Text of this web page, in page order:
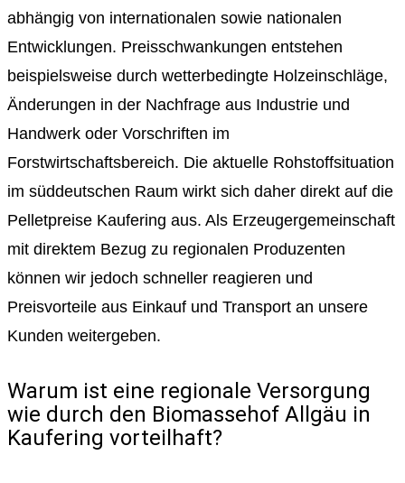
abhängig von internationalen sowie nationalen
Entwicklungen. Preisschwankungen entstehen
beispielsweise durch wetterbedingte Holzeinschläge,
Änderungen in der Nachfrage aus Industrie und
Handwerk oder Vorschriften im
Forstwirtschaftsbereich. Die aktuelle Rohstoffsituation
im süddeutschen Raum wirkt sich daher direkt auf die
Pelletpreise Kaufering aus. Als Erzeugergemeinschaft
mit direktem Bezug zu regionalen Produzenten
können wir jedoch schneller reagieren und
Preisvorteile aus Einkauf und Transport an unsere
Kunden weitergeben.
Warum ist eine regionale Versorgung
wie durch den Biomassehof Allgäu in
Kaufering vorteilhaft?